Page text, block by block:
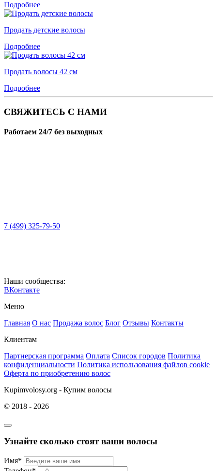
Подробнее
Продать детские волосы
Подробнее
Продать волосы 42 см
Подробнее
СВЯЖИТЕСЬ С НАМИ
Работаем 24/7 без выходных
7 (499) 325-79-50
Наши сообщества:
ВКонтакте
Меню
Главная О нас Продажа волос Блог Отзывы Контакты
Клиентам
Партнерская программа Оплата Список городов Политика
конфиденциальности Политика использования файлов cookie
Оферта по приобретению волос
Kupimvolosy.org - Купим волосы
© 2018 - 2026
Узнайте сколько стоят ваши волосы
Имя*